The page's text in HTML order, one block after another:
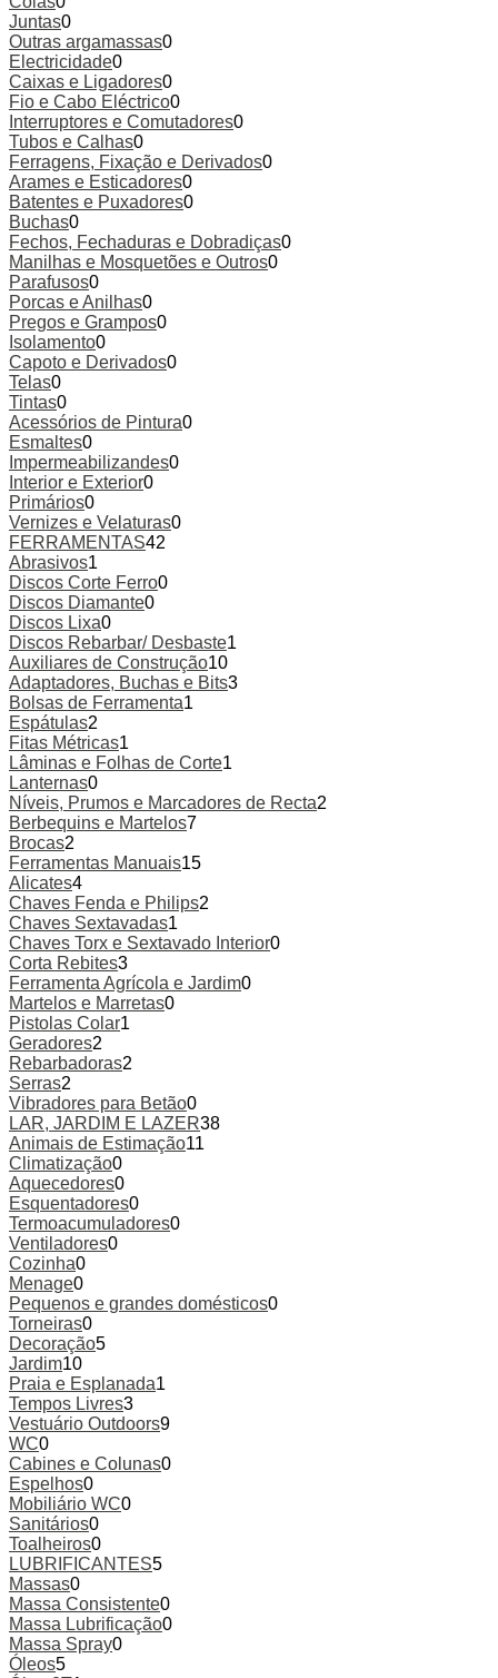
Juntas0
Outras argamassas0
Electricidade0
Caixas e Ligadores0
Fio e Cabo Eléctrico0
Interruptores e Comutadores0
Tubos e Calhas0
Ferragens, Fixação e Derivados0
Arames e Esticadores0
Batentes e Puxadores0
Buchas0
Fechos, Fechaduras e Dobradiças0
Manilhas e Mosquetões e Outros0
Parafusos0
Porcas e Anilhas0
Pregos e Grampos0
Isolamento0
Capoto e Derivados0
Telas0
Tintas0
Acessórios de Pintura0
Esmaltes0
Impermeabilizandes0
Interior e Exterior0
Primários0
Vernizes e Velaturas0
FERRAMENTAS42
Abrasivos1
Discos Corte Ferro0
Discos Diamante0
Discos Lixa0
Discos Rebarbar/ Desbaste1
Auxiliares de Construção10
Adaptadores, Buchas e Bits3
Bolsas de Ferramenta1
Espátulas2
Fitas Métricas1
Lâminas e Folhas de Corte1
Lanternas0
Níveis, Prumos e Marcadores de Recta2
Berbequins e Martelos7
Brocas2
Ferramentas Manuais15
Alicates4
Chaves Fenda e Philips2
Chaves Sextavadas1
Chaves Torx e Sextavado Interior0
Corta Rebites3
Ferramenta Agrícola e Jardim0
Martelos e Marretas0
Pistolas Colar1
Geradores2
Rebarbadoras2
Serras2
Vibradores para Betão0
LAR, JARDIM E LAZER38
Animais de Estimação11
Climatização0
Aquecedores0
Esquentadores0
Termoacumuladores0
Ventiladores0
Cozinha0
Menage0
Pequenos e grandes domésticos0
Torneiras0
Decoração5
Jardim10
Praia e Esplanada1
Tempos Livres3
Vestuário Outdoors9
WC0
Cabines e Colunas0
Espelhos0
Mobiliário WC0
Sanitários0
Toalheiros0
LUBRIFICANTES5
Massas0
Massa Consistente0
Massa Lubrificação0
Massa Spray0
Óleos5